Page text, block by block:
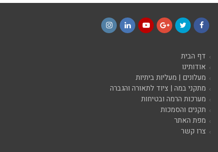
דף הבית
אודותינו
מעלונים | מעליות ביתיות
מתקני במה | ציוד לתאורה והגברה
מערכות הרמה ובטיחות
תקנים והסמכות
מפת האתר
צרו קשר